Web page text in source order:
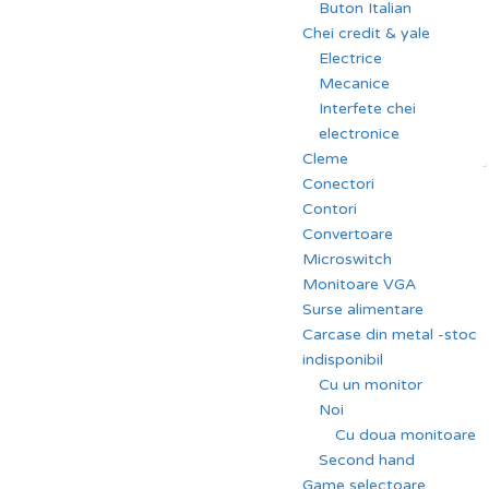
Buton Italian
Chei credit & yale
Electrice
Mecanice
Interfete chei
electronice
Cleme
Conectori
Contori
Convertoare
Microswitch
Monitoare VGA
Surse alimentare
Carcase din metal -stoc
indisponibil
Cu un monitor
Noi
Cu doua monitoare
Second hand